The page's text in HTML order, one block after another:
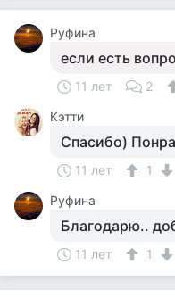
Руфина
если есть
11 лет 2
Кэтти
Спасибо)
11 лет
1
Руфина
Благодарю..
11 лет 1